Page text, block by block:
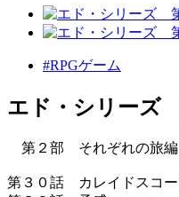
#RPGゲーム
エド・シリーズ
第２部 それぞれの旅編
第３０話 カレイドスコ